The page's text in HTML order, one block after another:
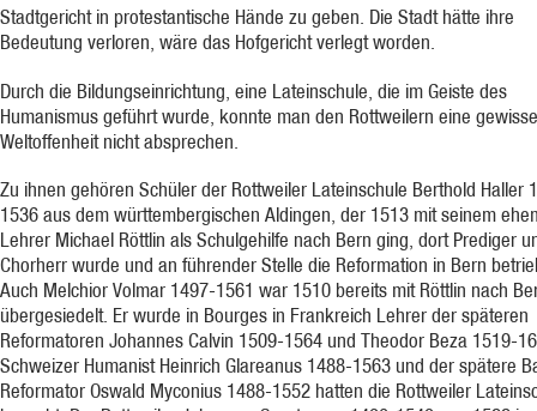
Stadtgericht in protestantische Hände zu geben. Die Stadt hätte ihre
Bedeutung verloren, wäre das Hofgericht verlegt worden.
Durch die Bildungseinrichtung, eine Lateinschule, die im Geiste des
Humanismus geführt wurde, konnte man den Rottweilern eine gewisse
Weltoffenheit nicht absprechen.
Zu ihnen gehören Schüler der Rottweiler Lateinschule Berthold Haller
1536 aus dem württembergischen Aldingen, der 1513 mit seinem
Lehrer Michael Röttlin als Schulgehilfe nach Bern ging, dort Prediger
Chorherr wurde und an führender Stelle die Reformation in Bern
Auch Melchior Volmar 1497-1561 war 1510 bereits mit Röttlin nach
übergesiedelt. Er wurde in Bourges in Frankreich Lehrer der späteren
Reformatoren Johannes Calvin 1509-1564 und Theodor Beza 1519-
Schweizer Humanist Heinrich Glareanus 1488-1563 und der spätere
Reformator Oswald Myconius 1488-1552 hatten die Rottweiler